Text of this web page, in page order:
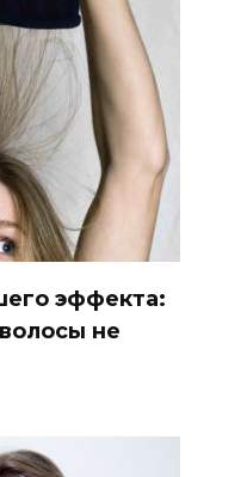
эффекта:
не